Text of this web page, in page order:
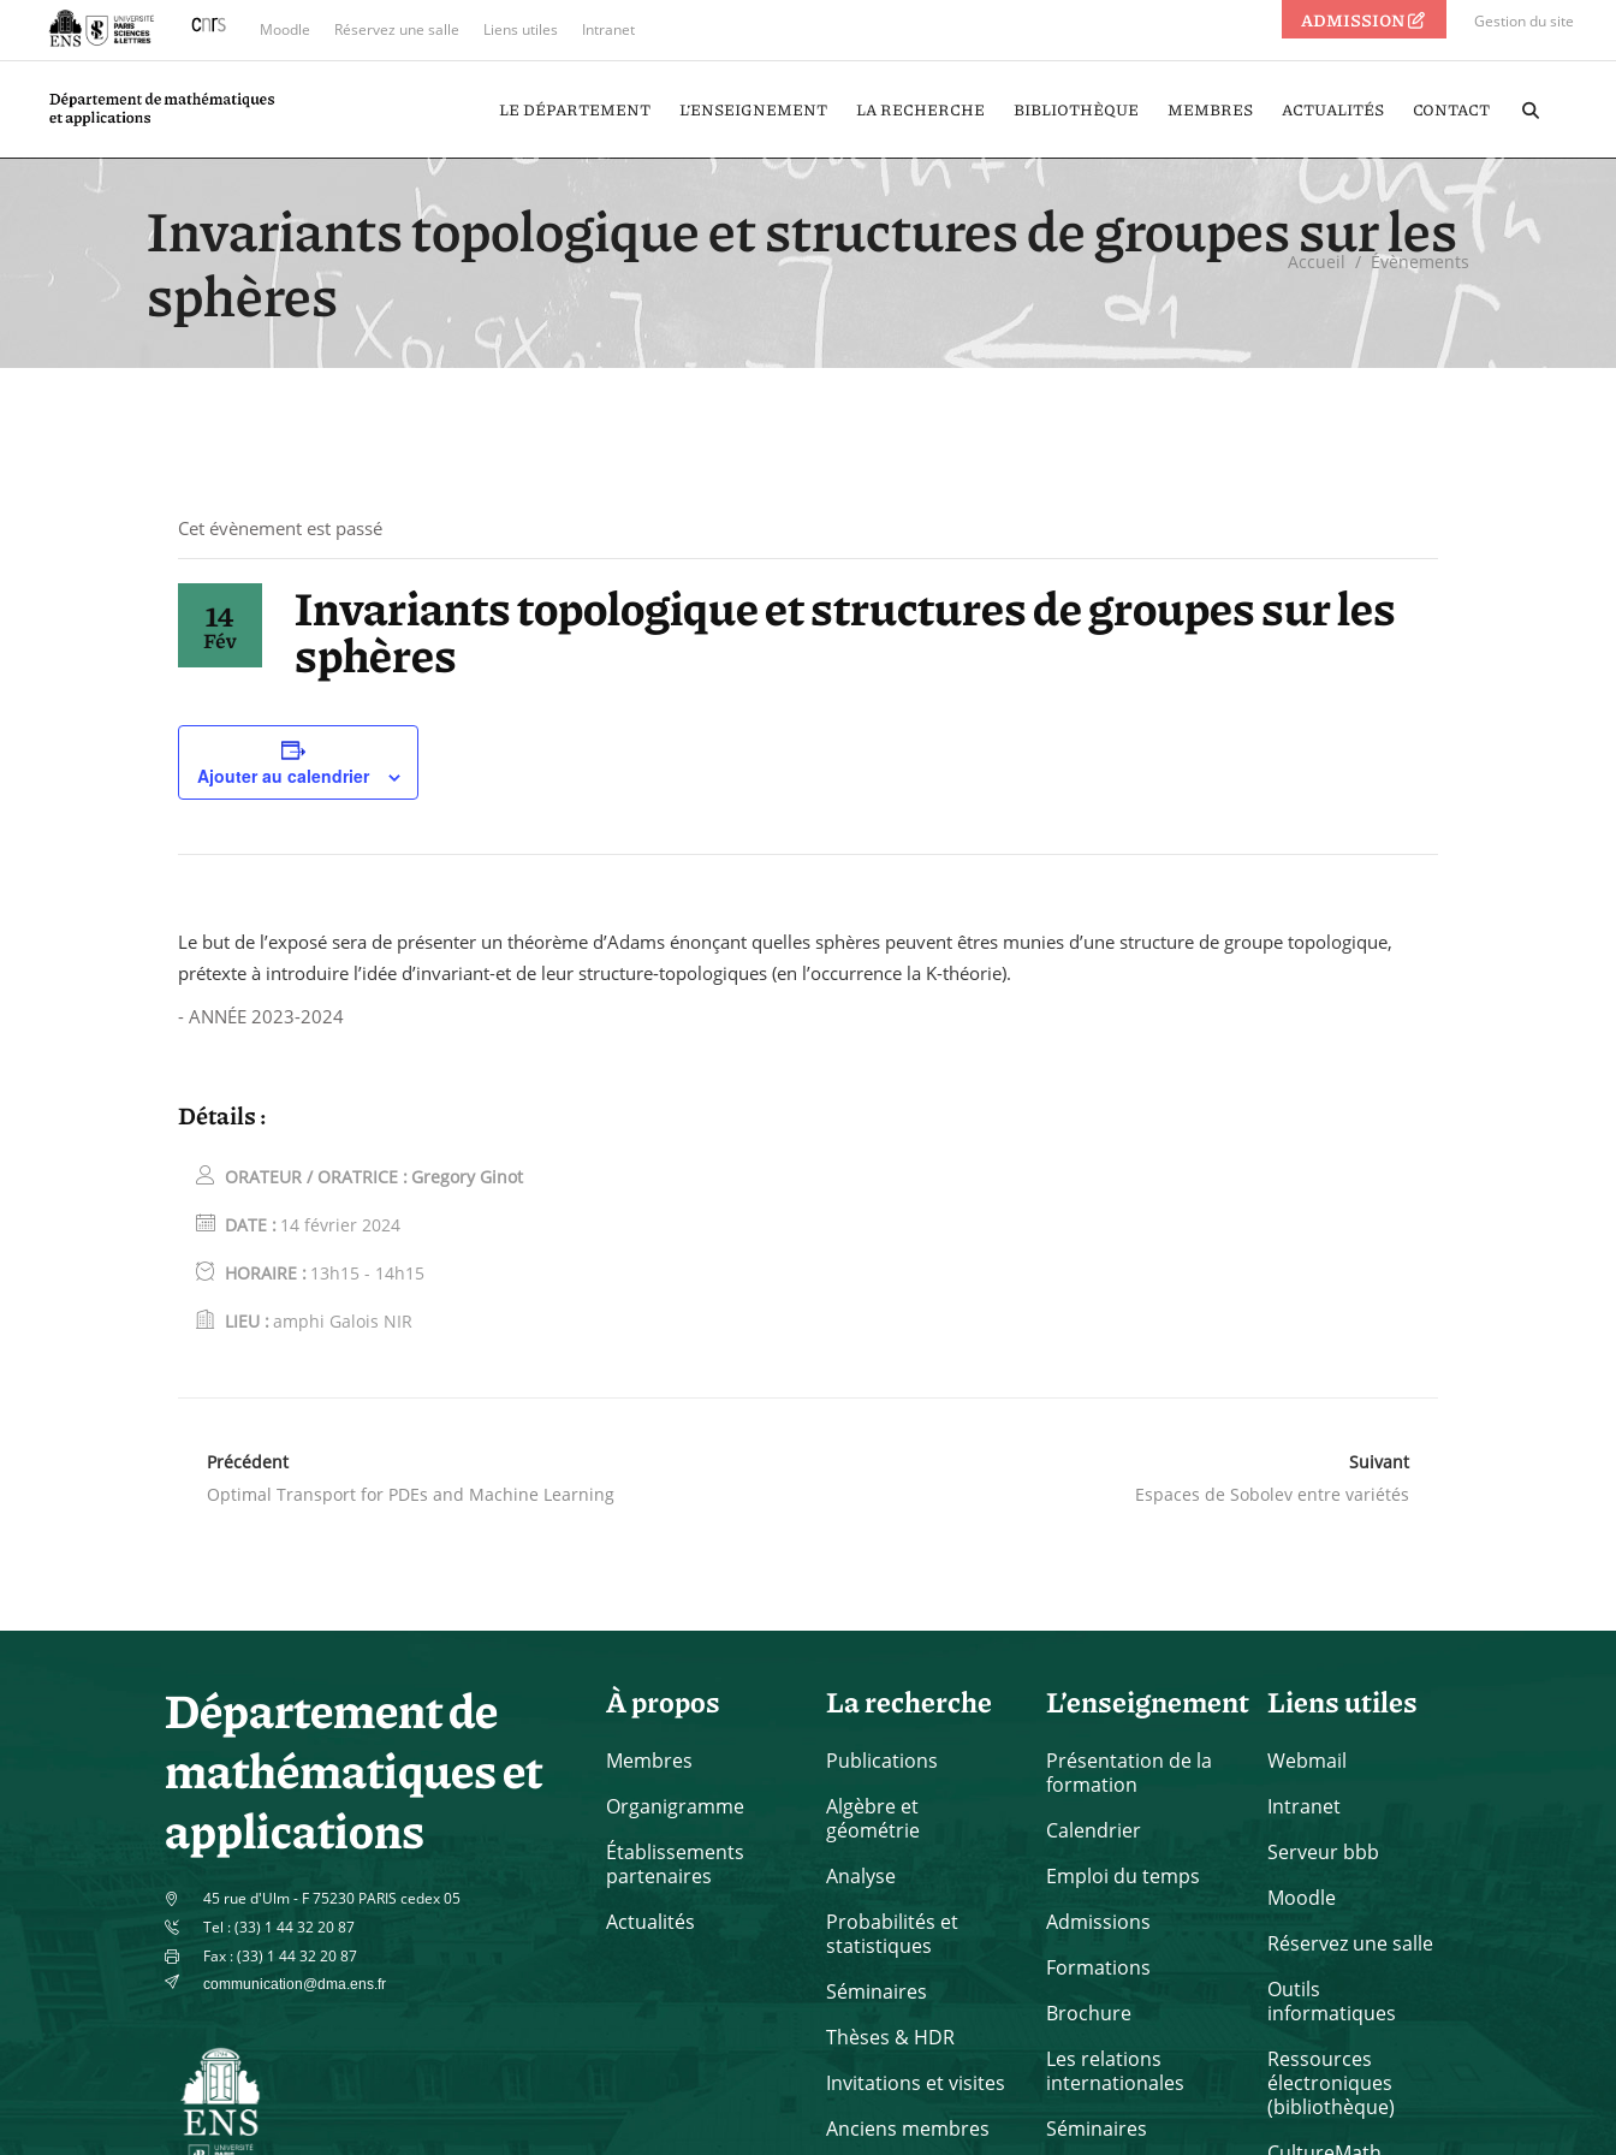
Moodle Réservez une salle Liens utiles Intranet ADMISSION Gestion du site
LE DÉPARTEMENT L’ENSEIGNEMENT LA RECHERCHE BIBLIOTHÈQUE MEMBRES ACTUALITÉS CONTACT
Invariants topologique et structures de groupes sur les
sphères
Accueil / Évènements
Cet évènement est passé
14
Fév Invariants topologique et structures de groupes sur les
sphères
Ajouter au calendrier
Le but de l’exposé sera de présenter un théorème d’Adams énonçant quelles sphères peuvent êtres munies d’une structure de groupe topologique,
prétexte à introduire l’idée d’invariant-et de leur structure-topologiques (en l’occurrence la K-théorie).
- ANNÉE 2023-2024
Détails :
ORATEUR / ORATRICE : Gregory Ginot
DATE : 14 février 2024
HORAIRE : 13h15 - 14h15
LIEU : amphi Galois NIR
Précédent
Optimal Transport for PDEs and Machine Learning
Suivant
Espaces de Sobolev entre variétés
Département de
mathématiques et
applications
45 rue d'Ulm - F 75230 PARIS cedex 05
Tel : (33) 1 44 32 20 87
Fax : (33) 1 44 32 20 87
communication@dma.ens.fr
À propos
Membres
Organigramme
Établissements
partenaires
Actualités
La recherche
Publications
Algèbre et
géométrie
Analyse
Probabilités et
statistiques
Séminaires
Thèses & HDR
Invitations et visites
Anciens membres
L’enseignement
Présentation de la
formation
Calendrier
Emploi du temps
Admissions
Formations
Brochure
Les relations
internationales
Séminaires
Liens utiles
Webmail
Intranet
Serveur bbb
Moodle
Réservez une salle
Outils
informatiques
Ressources
électroniques
(bibliothèque)